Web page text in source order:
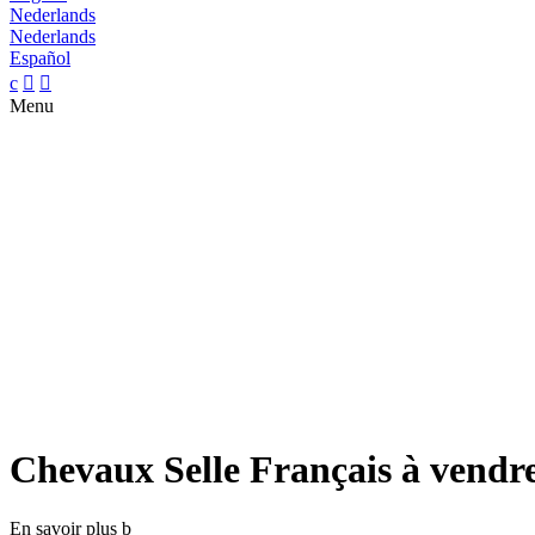
Nederlands
Nederlands
Español
c  
Menu
Chevaux Selle Français à
En savoir plus b